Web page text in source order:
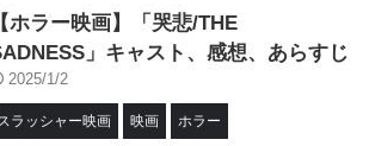
【ホラー映画】「哭悲/THE
」キャスト、感想、あらすじ
2025/1/2
ラッシャー映画 映画 ホラー